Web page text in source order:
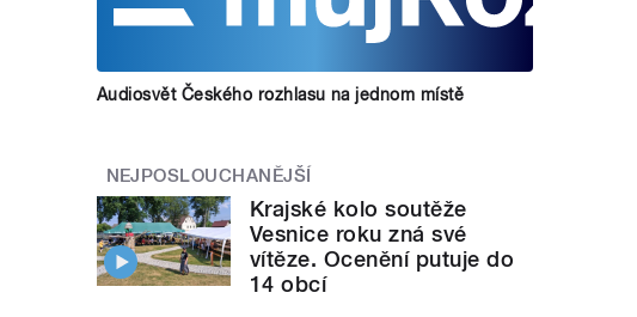
Audiosvět Českého rozhlasu na jednom místě
NEJPOSLOUCHANĚJŠÍ
Krajské kolo soutěže
Vesnice roku zná své
vítěze. Ocenění putuje do
14 obcí